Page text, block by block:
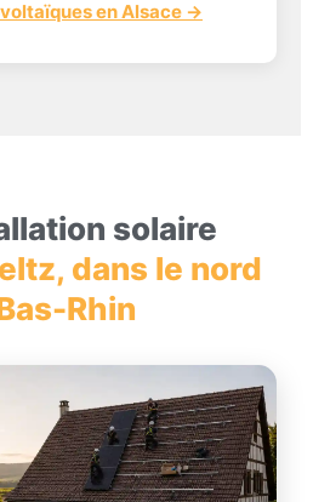
en Alsace →
solaire
dans le nord
Rhin